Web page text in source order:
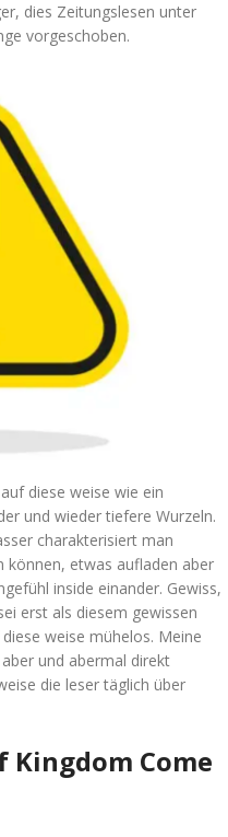
dies Zeitungslesen unter
vorgeschoben.
diese weise wie ein
und wieder tiefere Wurzeln.
charakterisiert man
können, etwas aufladen aber
inside einander. Gewiss,
erst als diesem gewissen
weise mühelos. Meine
und abermal direkt
die leser täglich über
Kingdom Come